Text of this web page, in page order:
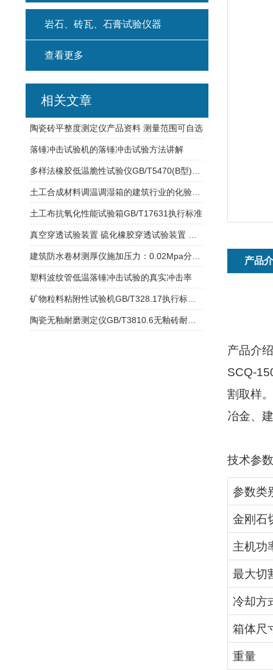
产品
产品介绍
SCQ-
割取样
冶金、
技术参数
参数类
金刚石
主机功
最大切
冷却方
箱体尺
重量
岩石、砖瓦、石膏试验仪器
查看更多
相关文章
陶瓷砖平整度测定仪产品资料 测量范围可自选
落锤冲击试验机的落锤冲击试验方法讲解
土工布抗氧化性能试验箱GB/T17631执行标准
塑料波纹管低温落锤冲击试验的真实冲击率